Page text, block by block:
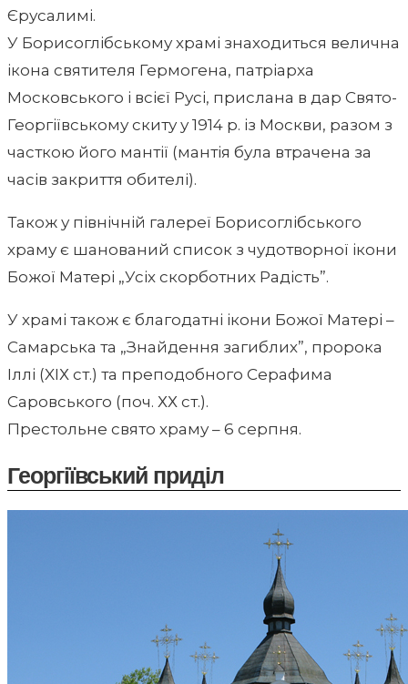
Єрусалимі.
У Борисоглібському храмі знаходиться велична
ікона святителя Гермогена, патріарха
Московського і всієї Русі, прислана в дар Свято-
Георгіївському скиту у 1914 р. із Москви, разом з
часткою його мантії (мантія була втрачена за
часів закриття обителі).
Також у північній галереї Борисоглібського
храму є шанований список з чудотворної ікони
Божої Матері „Усіх скорботних Радість”.
У храмі також є благодатні ікони Божої Матері –
Самарська та „Знайдення загиблих”, пророка
Іллі (XІХ ст.) та преподобного Серафима
Саровського (поч. ХХ ст.).
Престольне свято храму – 6 серпня.
Георгіївський приділ